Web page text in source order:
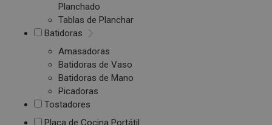
Planchado
Tablas de Planchar
Batidoras
Amasadoras
Batidoras de Vaso
Batidoras de Mano
Picadoras
Tostadores
Placa de Cocina Portátil